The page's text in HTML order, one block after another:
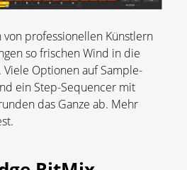
professionellen Künstlern
so frischen Wind in die
Viele Optionen auf Sample-
ein Step-Sequencer mit
das Ganze ab. Mehr